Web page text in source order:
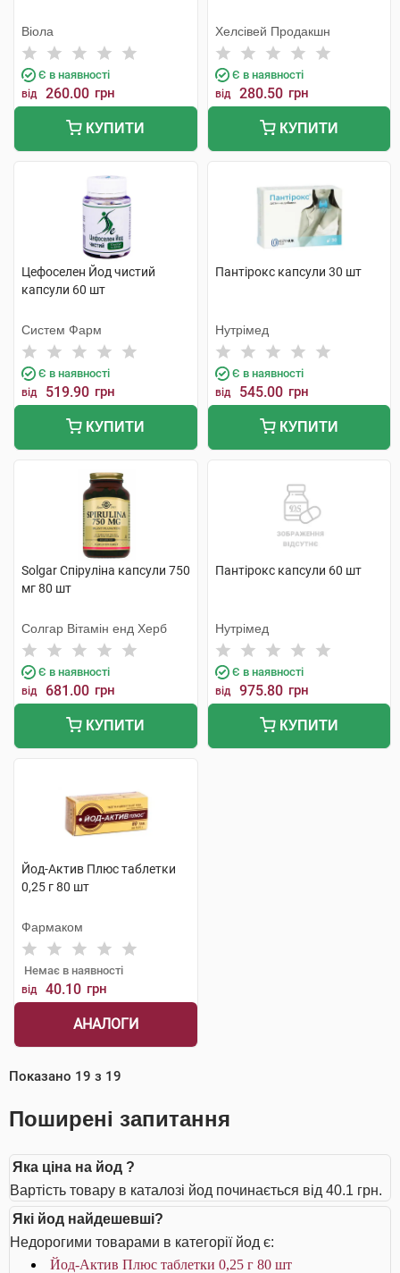
Віола
Є в наявності
від 260.00 грн
КУПИТИ
Хелсівей Продакшн
Є в наявності
від 280.50 грн
КУПИТИ
Цефоселен Йод чистий
капсули 60 шт
Систем Фарм
Є в наявності
від 519.90 грн
КУПИТИ
Пантірокс капсули 30 шт
Нутрімед
Є в наявності
від 545.00 грн
КУПИТИ
Solgar Спіруліна капсули 750
мг 80 шт
Солгар Вітамін енд Херб
Є в наявності
від 681.00 грн
КУПИТИ
Пантірокс капсули 60 шт
Нутрімед
Є в наявності
від 975.80 грн
КУПИТИ
Йод-Актив Плюс таблетки
0,25 г 80 шт
Фармаком
Немає в наявності
від 40.10 грн
АНАЛОГИ
Показано 19 з 19
Поширені запитання
Яка ціна на йод ?
Вартість товару в каталозі йод починається від 40.1 грн.
Які йод найдешевші?
Недорогими товарами в категорії йод є:
Йод-Актив Плюс таблетки 0,25 г 80 шт